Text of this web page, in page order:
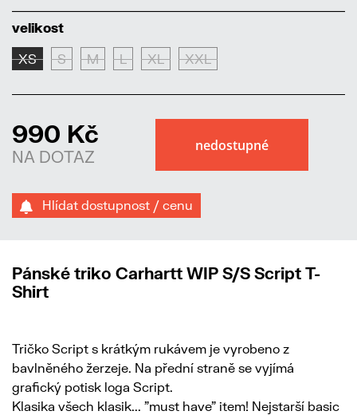
velikost
XS S M L XL XXL
990 Kč
NA DOTAZ
Hlídat dostupnost / cenu
Pánské triko Carhartt WIP S/S Script T-
Shirt
Tričko Script s krátkým rukávem je vyrobeno z
bavlněného žerzeje. Na přední straně se vyjímá
grafický potisk loga Script.
Klasika všech klasik... "must have" item! Nejstarší basic